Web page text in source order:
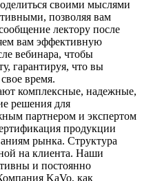
своими мыслями
позволяя вам
лектору после
вам эффективную
вебинара, чтобы
гарантируя, что вы
время.
комплексные, надежные,
решения для
партнером и экспертом
продукции
рынка. Структура
на клиента. Наши
и постоянно
KaVo, как